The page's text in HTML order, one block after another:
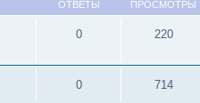
ОТВЕТЫ ПРОСМОТРЫ
0 220
0 714